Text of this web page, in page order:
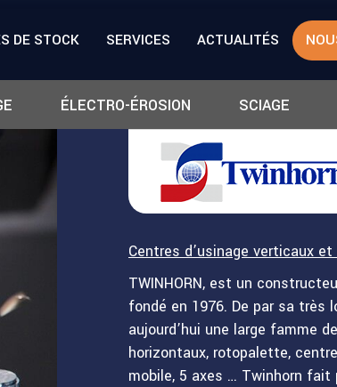
DE STOCK SERVICES ACTUALITÉS
ÉLECTRO-ÉROSION SCIAGE
Centres d’usinage verticaux
TWINHORN, est un
fondé en 1976. De par sa très
aujourd’hui une large famme
horizontaux, rotopalette,
mobile, 5 axes … Twinhorn